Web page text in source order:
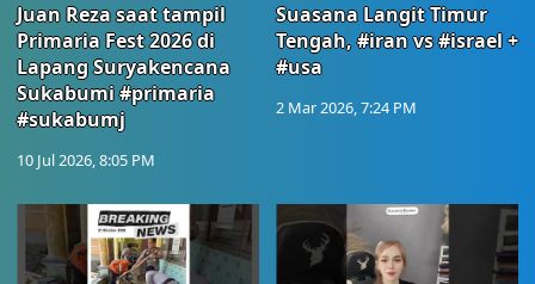
Juan Reza saat tampil
Primaria Fest 2026 di
Lapang Suryakencana
Sukabumi #primaria
#sukabumj
10 Jul 2026, 8:05 PM
Suasana Langit Timur
Tengah, #iran vs #israel +
#usa
2 Mar 2026, 7:24 PM